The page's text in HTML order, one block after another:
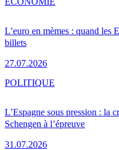
L’euro en mèmes : quand les
billets
27.07.2026
L’Espagne sous pression : la
Schengen à l’épreuve
31.07.2026
POLITIQUE